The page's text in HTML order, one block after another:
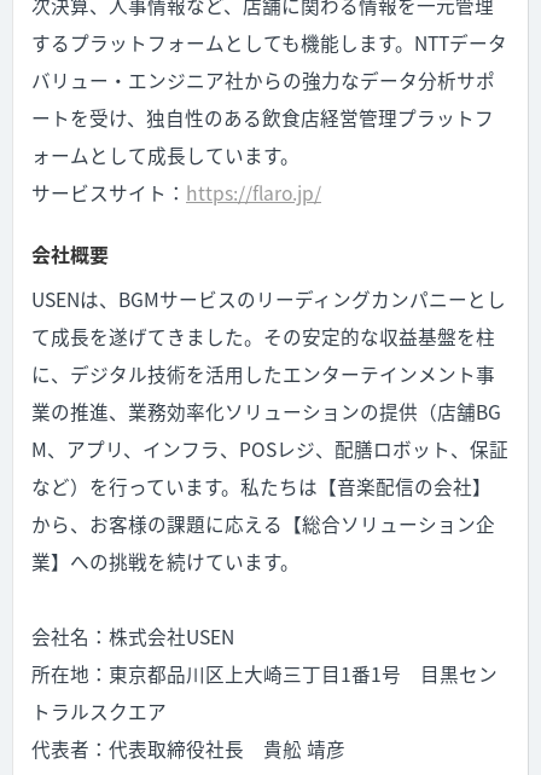
次決算、人事情報など、店舗に関わる情報を一元管理
するプラットフォームとしても機能します。NTTデータ
バリュー・エンジニア社からの強力なデータ分析サポ
ートを受け、独自性のある飲食店経営管理プラットフ
ォームとして成長しています。
サービスサイト： https://flaro.jp/
会社概要
USENは、BGMサービスのリーディングカンパニーとし
て成長を遂げてきました。その安定的な収益基盤を柱
に、デジタル技術を活用したエンターテインメント事
業の推進、業務効率化ソリューションの提供（店舗BG
M、アプリ、インフラ、POSレジ、配膳ロボット、保証
など）を行っています。私たちは【音楽配信の会社】
から、お客様の課題に応える【総合ソリューション企
業】への挑戦を続けています。
会社名：株式会社USEN
所在地：東京都品川区上大崎三丁目1番1号 目黒セン
トラルスクエア
代表者：代表取締役社長 貴舩 靖彦